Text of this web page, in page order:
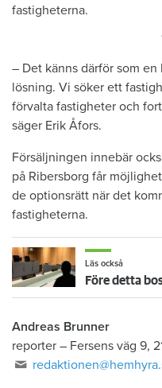
fastigheterna.
– Det känns därför som
lösning. Vi söker ett
förvalta fastigheter och
säger Erik Åfors.
Försäljningen innebär
på Ribersborg får
de optionsrätt när det
fastigheterna.
Läs också
Andreas Brunner
reporter – Fersens väg 9,